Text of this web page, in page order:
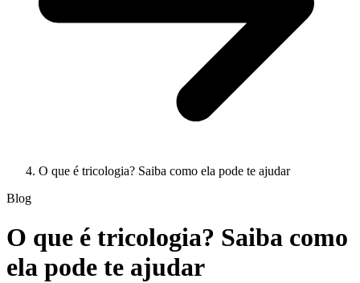
O que é tricologia? Saiba como ela pode te ajudar
Blog
O que é tricologia? Saiba como
ela pode te ajudar